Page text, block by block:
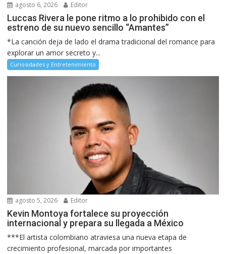
agosto 6, 2026 Editor
Luccas Rivera le pone ritmo a lo prohibido con el
estreno de su nuevo sencillo “Amantes”
*La canción deja de lado el drama tradicional del romance para
explorar un amor secreto y...
Curiosidades y Entretenimiento
agosto 5, 2026 Editor
Kevin Montoya fortalece su proyección
internacional y prepara su llegada a México
***El artista colombiano atraviesa una nueva etapa de
crecimiento profesional, marcada por importantes